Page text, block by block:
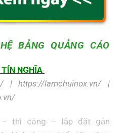
HỆBẢNG QUẢNG CÁO
TÍN NGHĨA
| https://lamchuinox.vn/ |
– thi công – lắp đặt gắn